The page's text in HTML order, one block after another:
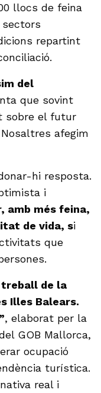
llocs de feina
repartint
del
que sovint
sobre el futur
afegim
hi resposta.
i
amb més feina,
de vida, si
que
de la
Illes Balears.
, elaborat per la
GOB Mallorca,
ocupació
turística.
real i